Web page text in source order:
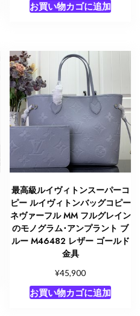
お買い物カゴに追加
最高級ルイヴィトンスーパーコ
ピー ルイヴィトンバッグコピー
ネヴァーフル MM フルグレイン
のモノグラム･アンプラント ブ
ルー M46482 レザー ゴールド
金具
¥45,900
お買い物カゴに追加